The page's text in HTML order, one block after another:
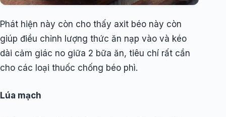
Phát hiện này còn cho thấy axit béo này còn
giúp điều chỉnh lượng thức ăn nạp vào và kéo
dài cảm giác no giữa 2 bữa ăn, tiêu chí rất cần
cho các loại thuốc chống béo phì.
Lúa mạch